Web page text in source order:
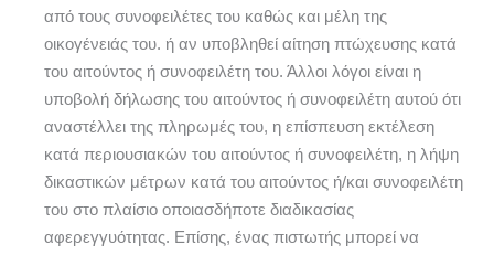
από τους συνοφειλέτες του καθώς και μέλη της
οικογένειάς του. ή αν υποβληθεί αίτηση πτώχευσης κατά
του αιτούντος ή συνοφειλέτη του. Άλλοι λόγοι είναι η
υποβολή δήλωσης του αιτούντος ή συνοφειλέτη αυτού ότι
αναστέλλει της πληρωμές του, η επίσπευση εκτέλεση
κατά περιουσιακών του αιτούντος ή συνοφειλέτη, η λήψη
δικαστικών μέτρων κατά του αιτούντος ή/και συνοφειλέτη
του στο πλαίσιο οποιασδήποτε διαδικασίας
αφερεγγυότητας. Επίσης, ένας πιστωτής μπορεί να